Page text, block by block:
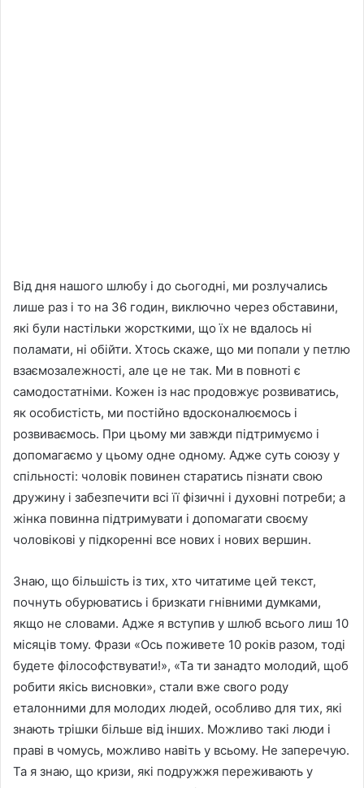
Від дня нашого шлюбу і до сьогодні, ми розлучались
лише раз і то на 36 годин, виключно через обставини,
які були настільки жорсткими, що їх не вдалось ні
поламати, ні обійти. Хтось скаже, що ми попали у петлю
взаємозалежності, але це не так. Ми в повноті є
самодостатніми. Кожен із нас продовжує розвиватись,
як особистість, ми постійно вдосконалюємось і
розвиваємось. При цьому ми завжди підтримуємо і
допомагаємо у цьому одне одному. Адже суть союзу у
спільності: чоловік повинен старатись пізнати свою
дружину і забезпечити всі її фізичні і духовні потреби; а
жінка повинна підтримувати і допомагати своєму
чоловікові у підкоренні все нових і нових вершин.
Знаю, що більшість із тих, хто читатиме цей текст,
почнуть обурюватись і бризкати гнівними думками,
якщо не словами. Адже я вступив у шлюб всього лиш 10
місяців тому. Фрази «Ось поживете 10 років разом, тоді
будете філософствувати!», «Та ти занадто молодий, щоб
робити якісь висновки», стали вже свого роду
еталонними для молодих людей, особливо для тих, які
знають трішки більше від інших. Можливо такі люди і
праві в чомусь, можливо навіть у всьому. Не заперечую.
Та я знаю, що кризи, які подружжя переживають у